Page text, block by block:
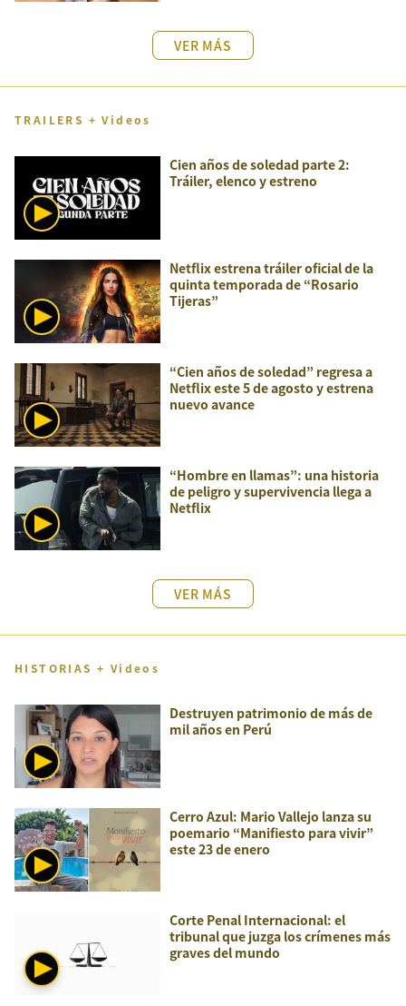
VER MÁS
TRAILERS + Videos
Cien años de soledad parte 2:
Tráiler, elenco y estreno
Netflix estrena tráiler oficial de la
quinta temporada de “Rosario
Tijeras”
“Cien años de soledad” regresa a
Netflix este 5 de agosto y estrena
nuevo avance
“Hombre en llamas”: una historia
de peligro y supervivencia llega a
Netflix
VER MÁS
HISTORIAS + Videos
Destruyen patrimonio de más de
mil años en Perú
Cerro Azul: Mario Vallejo lanza su
poemario “Manifiesto para vivir”
este 23 de enero
Corte Penal Internacional: el
tribunal que juzga los crímenes más
graves del mundo